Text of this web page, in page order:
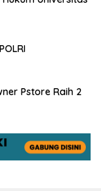
Pstore Raih 2